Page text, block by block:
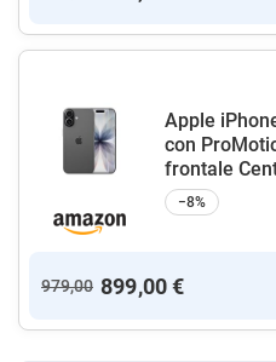
Apple
con
frontale
−8%
979,00 899,00 €